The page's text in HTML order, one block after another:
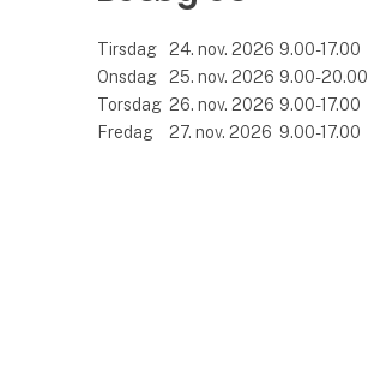
Tirsdag 24. nov. 2026 9.00-17.00
Onsdag
25. nov. 2026 9.00-20.00
Torsdag 26. nov. 2026 9.00-17.00
Fredag
27. nov. 2026 9.00-17.00